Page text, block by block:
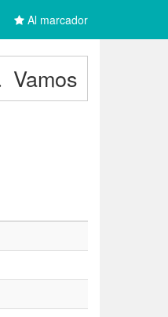
Al marcador
Vamos